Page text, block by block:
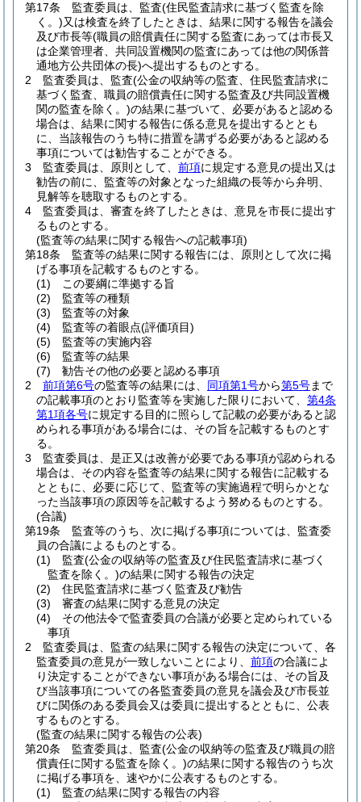
第17条
監査委員は、監査(住民監査請求に基づく監査を除
く。)又は検査を終了したときは、結果に関する報告を議会
及び市長等(職員の賠償責任に関する監査にあっては市長又
は企業管理者、共同設置機関の監査にあっては他の関係普
通地方公共団体の長)へ提出するものとする。
2
監査委員は、監査(公金の収納等の監査、住民監査請求に
基づく監査、職員の賠償責任に関する監査及び共同設置機
関の監査を除く。)の結果に基づいて、必要があると認める
場合は、結果に関する報告に係る意見を提出するととも
に、当該報告のうち特に措置を講ずる必要があると認める
事項については勧告することができる。
3
監査委員は、原則として、 前項に規定する意見の提出又は
勧告の前に、監査等の対象となった組織の長等から弁明、
見解等を聴取するものとする。
4
監査委員は、審査を終了したときは、意見を市長に提出す
るものとする。
(監査等の結果に関する報告への記載事項)
第18条
監査等の結果に関する報告には、原則として次に掲
げる事項を記載するものとする。
(1)
この要綱に準拠する旨
(2)
監査等の種類
(3)
監査等の対象
(4)
監査等の着眼点(評価項目)
(5)
監査等の実施内容
(6)
監査等の結果
(7)
勧告その他の必要と認める事項
2
前項第6号の監査等の結果には、 同項第1号から第5号まで
の記載事項のとおり監査等を実施した限りにおいて、 第4条
第1項各号に規定する目的に照らして記載の必要があると認
められる事項がある場合には、その旨を記載するものとす
る。
3
監査委員は、是正又は改善が必要である事項が認められる
場合は、その内容を監査等の結果に関する報告に記載する
とともに、必要に応じて、監査等の実施過程で明らかとな
った当該事項の原因等を記載するよう努めるものとする。
(合議)
第19条
監査等のうち、次に掲げる事項については、監査委
員の合議によるものとする。
(1)
監査(公金の収納等の監査及び住民監査請求に基づく
監査を除く。)の結果に関する報告の決定
(2)
住民監査請求に基づく監査及び勧告
(3)
審査の結果に関する意見の決定
(4)
その他法令で監査委員の合議が必要と定められている
事項
2
監査委員は、監査の結果に関する報告の決定について、各
監査委員の意見が一致しないことにより、 前項の合議によ
り決定することができない事項がある場合には、その旨及
び当該事項についての各監査委員の意見を議会及び市長並
びに関係のある委員会又は委員に提出するとともに、公表
するものとする。
(監査の結果に関する報告の公表)
第20条
監査委員は、監査(公金の収納等の監査及び職員の賠
償責任に関する監査を除く。)の結果に関する報告のうち次
に掲げる事項を、速やかに公表するものとする。
(1)
監査の結果に関する報告の内容